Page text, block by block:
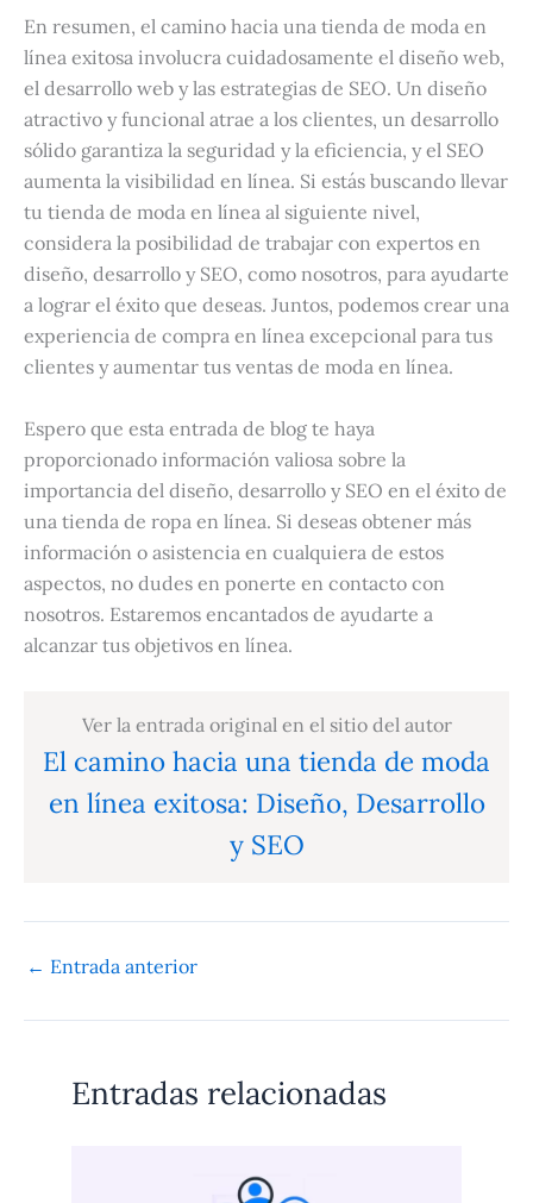
En resumen, el camino hacia una tienda de moda en
línea exitosa involucra cuidadosamente el diseño web,
el desarrollo web y las estrategias de SEO. Un diseño
atractivo y funcional atrae a los clientes, un desarrollo
sólido garantiza la seguridad y la eficiencia, y el SEO
aumenta la visibilidad en línea. Si estás buscando llevar
tu tienda de moda en línea al siguiente nivel,
considera la posibilidad de trabajar con expertos en
diseño, desarrollo y SEO, como nosotros, para ayudarte
a lograr el éxito que deseas. Juntos, podemos crear una
experiencia de compra en línea excepcional para tus
clientes y aumentar tus ventas de moda en línea.
Espero que esta entrada de blog te haya
proporcionado información valiosa sobre la
importancia del diseño, desarrollo y SEO en el éxito de
una tienda de ropa en línea. Si deseas obtener más
información o asistencia en cualquiera de estos
aspectos, no dudes en ponerte en contacto con
nosotros. Estaremos encantados de ayudarte a
alcanzar tus objetivos en línea.
Ver la entrada original en el sitio del autor
El camino hacia una tienda de moda
en línea exitosa: Diseño, Desarrollo
y SEO
← Entrada anterior
Entradas relacionadas